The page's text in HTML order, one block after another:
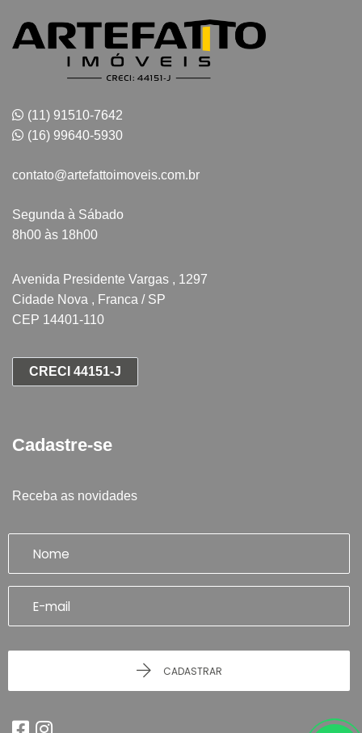
(11) 91510-7642
(16) 99640-5930
contato@artefattoimoveis.com.br
Segunda à Sábado
8h00 às 18h00
Avenida Presidente Vargas , 1297
Cidade Nova , Franca / SP
CEP 14401-110
CRECI 44151-J
Cadastre-se
Receba as novidades
CADASTRAR